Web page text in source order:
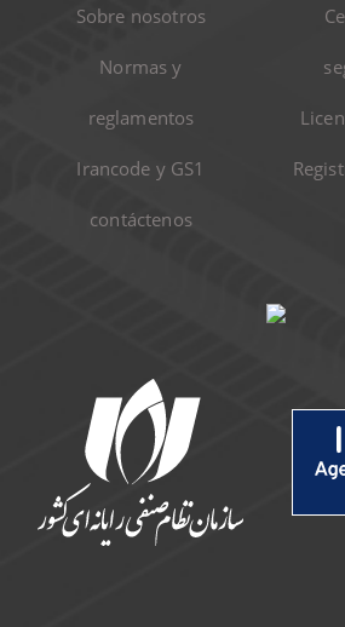
Sobre nosotros
Normas y
reglamentos
Irancode y GS1
contáctenos